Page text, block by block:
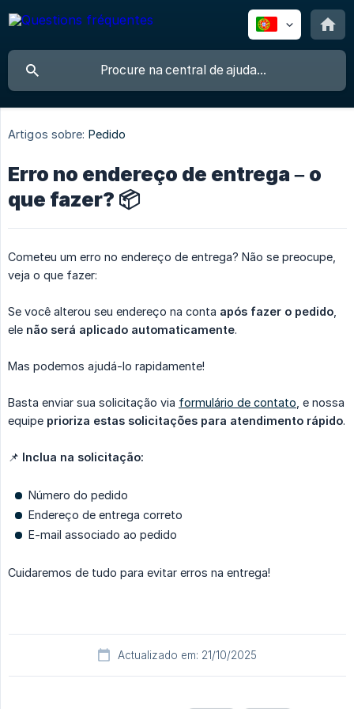
Artigos sobre: Pedido
Erro no endereço de entrega – o
que fazer? 📦
Cometeu um erro no endereço de entrega? Não se preocupe,
veja o que fazer:
Se você alterou seu endereço na conta após fazer o pedido
ele não será aplicado automaticamente.
Mas podemos ajudá-lo rapidamente!
Basta enviar sua solicitação via formulário de contato , e nossa
equipe prioriza estas solicitações para atendimento rápido.
📌 Inclua na solicitação:
Número do pedido
Endereço de entrega correto
E-mail associado ao pedido
Cuidaremos de tudo para evitar erros na entrega!
Actualizado em: 21/10/2025